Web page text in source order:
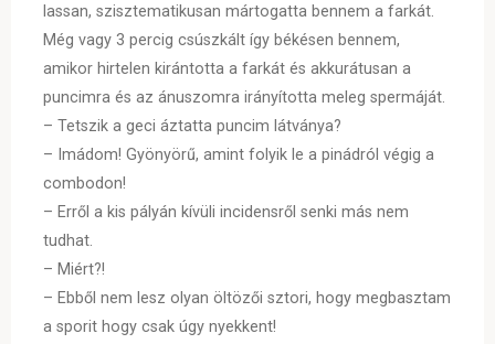
lassan, szisztematikusan mártogatta bennem a farkát.
Még vagy 3 percig csúszkált így békésen bennem,
amikor hirtelen kirántotta a farkát és akkurátusan a
puncimra és az ánuszomra irányította meleg spermáját.
– Tetszik a geci áztatta puncim látványa?
– Imádom! Gyönyörű, amint folyik le a pinádról végig a
combodon!
– Erről a kis pályán kívüli incidensről senki más nem
tudhat.
– Miért?!
– Ebből nem lesz olyan öltözői sztori, hogy megbasztam
a sporit hogy csak úgy nyekkent!